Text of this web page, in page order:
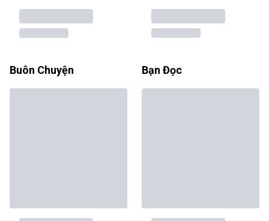
Buôn Chuyện Bạn Đọc